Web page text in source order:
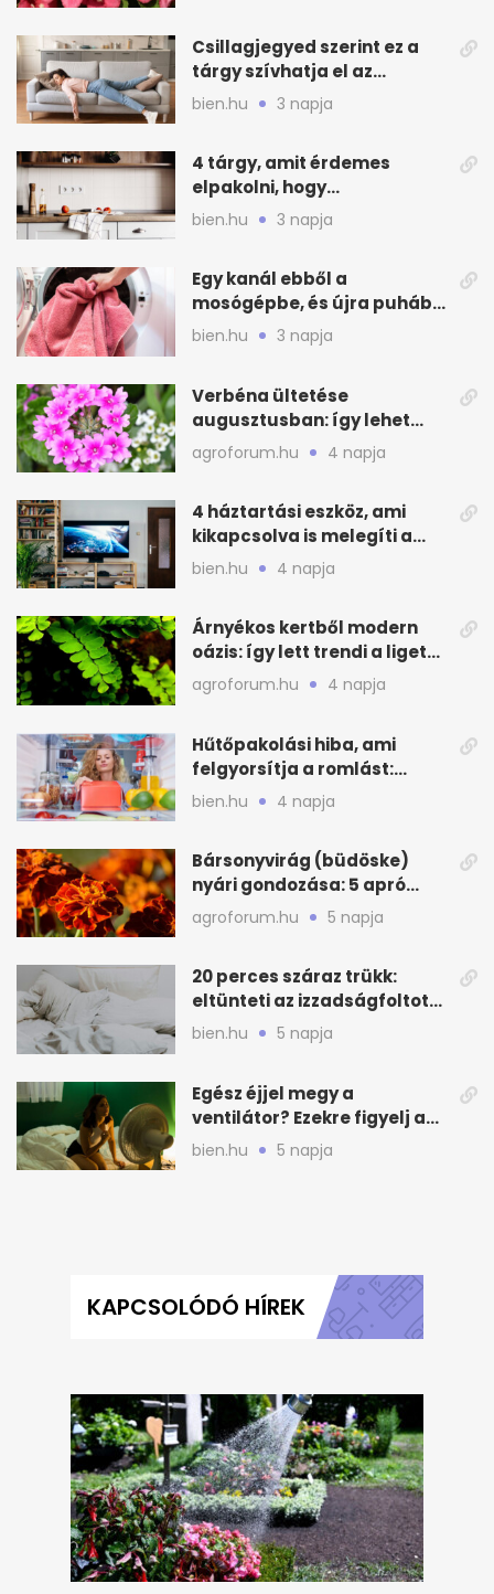
Csillagjegyed szerint ez a
tárgy szívhatja el az
otthonod energiáját
bien.hu 3 napja
4 tárgy, amit érdemes
elpakolni, hogy
hűvösebbnek tűnjön a lakás
bien.hu 3 napja
Egy kanál ebből a
mosógépbe, és újra puhább
lesz a törölköző
bien.hu 3 napja
Verbéna ültetése
augusztusban: így lehet
még idén virágos a kert
agroforum.hu 4 napja
4 háztartási eszköz, ami
kikapcsolva is melegíti a
lakást
bien.hu 4 napja
Árnyékos kertből modern
oázis: így lett trendi a ligetes
zöld
agroforum.hu 4 napja
Hűtőpakolási hiba, ami
felgyorsítja a romlást:
zónákra figyelj
bien.hu 4 napja
Bársonyvirág (büdöske)
nyári gondozása: 5 apró
lépés a dús virágzásért
agroforum.hu 5 napja
20 perces száraz trükk:
eltünteti az izzadságfoltot
és a szagot a matracról
bien.hu 5 napja
Egész éjjel megy a
ventilátor? Ezekre figyelj a
hőségben alvásnál
bien.hu 5 napja
KAPCSOLÓDÓ HÍREK